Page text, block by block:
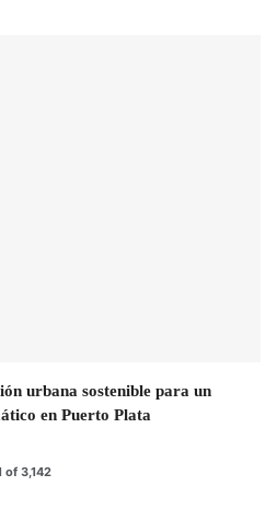
urbana sostenible para un
en Puerto Plata
of 3,142